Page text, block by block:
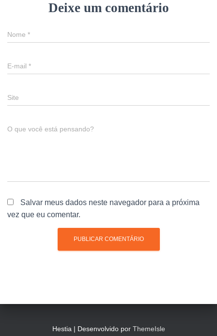
Deixe um comentário
Nome *
E-mail *
Site
O que você está pensando?
Salvar meus dados neste navegador para a próxima
vez que eu comentar.
Hestia | Desenvolvido por ThemeIsle